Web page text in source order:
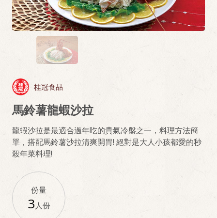
桂冠食品
馬鈴薯龍蝦沙拉
龍蝦沙拉是最適合過年吃的貴氣冷盤之一，料理方法簡
單，搭配馬鈴薯沙拉清爽開胃! 絕對是大人小孩都愛的秒
殺年菜料理!
份量
3人份